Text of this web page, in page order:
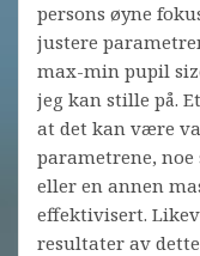
persons øyne
justere
max-min pupil
jeg kan stille på.
at det kan være
parametrene,
eller en annen
effektivisert.
resultater av